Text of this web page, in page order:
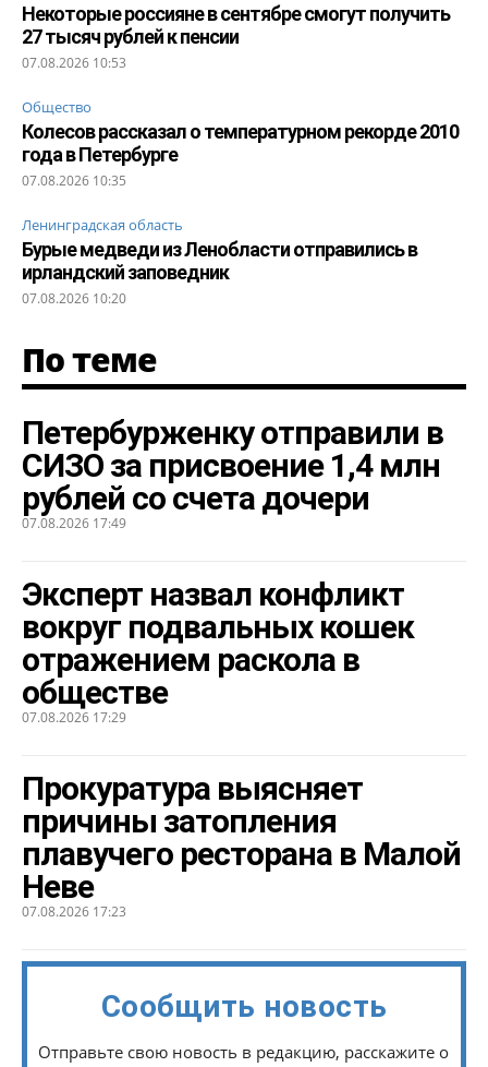
Некоторые россияне в сентябре смогут получить
27 тысяч рублей к пенсии
07.08.2026 10:53
Общество
Колесов рассказал о температурном рекорде 2010
года в Петербурге
07.08.2026 10:35
Ленинградская область
Бурые медведи из Ленобласти отправились в
ирландский заповедник
07.08.2026 10:20
По теме
Петербурженку отправили в
СИЗО за присвоение 1,4 млн
рублей со счета дочери
07.08.2026 17:49
Эксперт назвал конфликт
вокруг подвальных кошек
отражением раскола в
обществе
07.08.2026 17:29
Прокуратура выясняет
причины затопления
плавучего ресторана в Малой
Неве
07.08.2026 17:23
Сообщить новость
Отправьте свою новость в редакцию, расскажите о